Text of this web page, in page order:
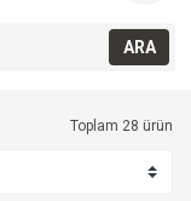
ARA
Toplam 28 ürün